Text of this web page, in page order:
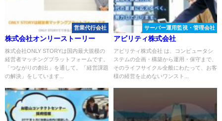
営業代行会社
株式会社オンリーストーリー
株式会社ONLY STORYは国内最大規模の
経営者マッチングプラットフォームです。
「つながりの創出」を通して。「経営課題
の解決」をしています...
サーバー運用監視・管理会社
アビリティ株式会社
アビリティ株式会社 は、コンピュータシ
ステムの企画・構築から運用・保守まで、
そのライフサイクル全般にわたって、お客
様の経営を止めないワンスト...